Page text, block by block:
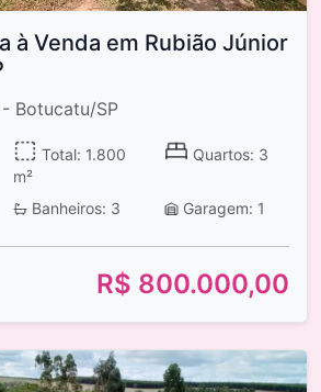
à Venda em Rubião Júnior
Botucatu/SP
Total: 1.800
m²
Quartos: 3
Banheiros: 3 Garagem: 1
R$ 800.000,00